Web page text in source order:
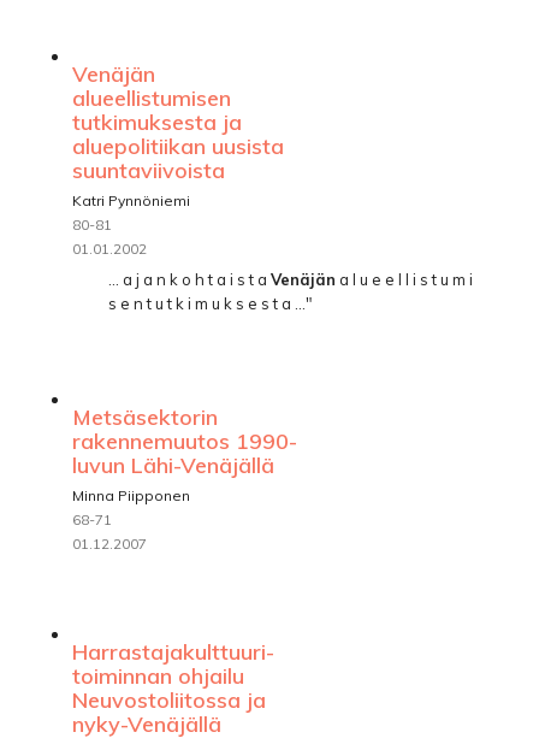
Venäjän
alueellistumisen
tutkimuksesta ja
aluepolitiikan uusista
suuntaviivoista
Katri Pynnöniemi
80-81
01.01.2002
... a j a n k o h t a i s t a Venäjän a l u e e l l i s t u m i
s e n t u t k i m u k s e s t a ..."
Metsäsektorin
rakennemuutos 1990-
luvun Lähi-Venäjällä
Minna Piipponen
68-71
01.12.2007
Harrastajakulttuuri-
toiminnan ohjailu
Neuvostoliitossa ja
nyky-Venäjällä